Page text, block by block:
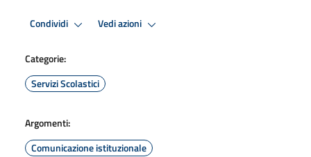
Condividi Vedi azioni
Categorie:
Servizi Scolastici
Argomenti:
Comunicazione istituzionale